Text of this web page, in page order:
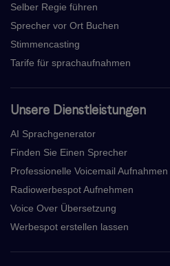
Selber Regie führen
Sprecher vor Ort Buchen
Stimmencasting
Tarife für sprachaufnahmen
Unsere Dienstleistungen
AI Sprachgenerator
Finden Sie Einen Sprecher
Professionelle Voicemail Aufnahmen
Radiowerbespot Aufnehmen
Voice Over Übersetzung
Werbespot erstellen lassen